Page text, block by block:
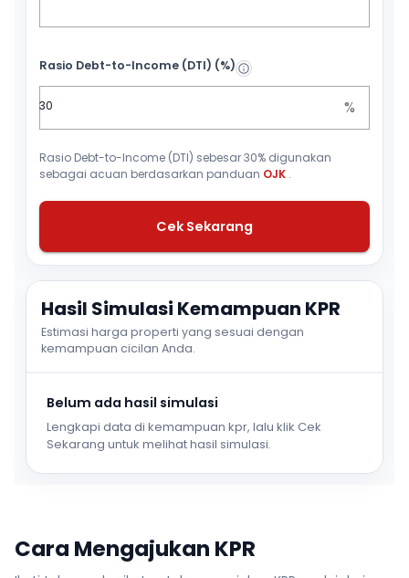
Rasio Debt-to-Income (DTI) (%)
%
Rasio Debt-to-Income (DTI) sebesar 30% digunakan
sebagai acuan berdasarkan panduan OJK .
Cek Sekarang
Hasil Simulasi Kemampuan KPR
Estimasi harga properti yang sesuai dengan
kemampuan cicilan Anda.
Belum ada hasil simulasi
Lengkapi data di kemampuan kpr, lalu klik Cek
Sekarang untuk melihat hasil simulasi.
Cara Mengajukan KPR